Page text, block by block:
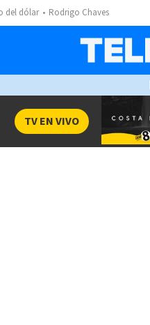
del dólar Rodrigo Chaves
TV EN VIVO